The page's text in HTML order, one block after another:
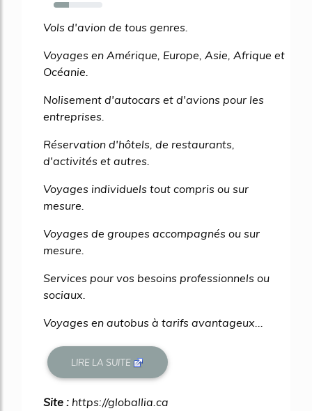
31%
Vols d'avion de tous genres.
Voyages en Amérique, Europe, Asie, Afrique et
Océanie.
Nolisement d'autocars et d'avions pour les
entreprises.
Réservation d'hôtels, de restaurants,
d'activités et autres.
Voyages individuels tout compris ou sur
mesure.
Voyages de groupes accompagnés ou sur
mesure.
Services pour vos besoins professionnels ou
sociaux.
Voyages en autobus à tarifs avantageux...
LIRE LA SUITE
Site : https://globallia.ca